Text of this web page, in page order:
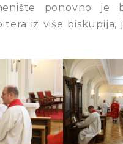
ponovno
iz više